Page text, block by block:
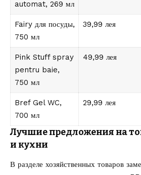
automat, 269 мл
Fairy для посуды,
750 мл
39,99 лея
Pink Stuff spray
pentru baie,
750 мл
49,99 лея
Bref Gel WC,
700 мл
29,99 лея
Лучшие предложения на
и кухни
В разделе хозяйственных товаров